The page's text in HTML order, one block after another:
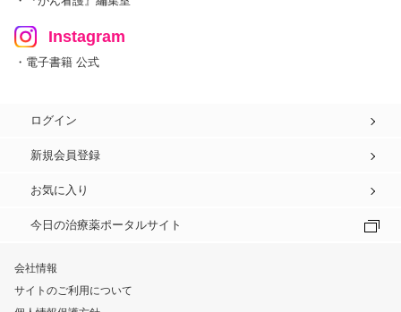
Instagram
・電子書籍 公式
ログイン
新規会員登録
お気に入り
今日の治療薬ポータルサイト
会社情報
サイトのご利用について